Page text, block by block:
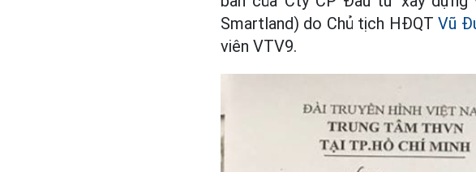
Smartland) do Chủ tịch HĐQTVũ
viên VTV9.